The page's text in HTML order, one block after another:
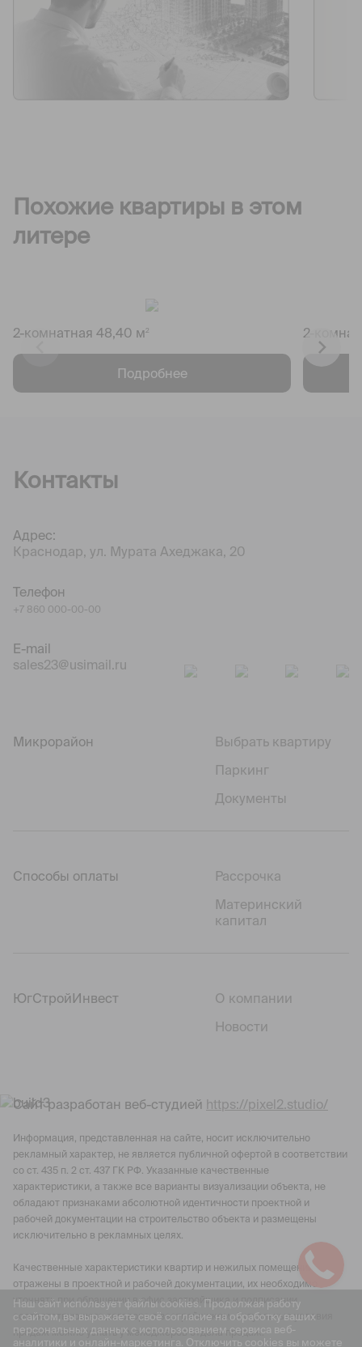
Наш сайт использует файлы cookies. Продолжая работу
с сайтом, вы выражаете своё согласие на обработку ваших
персональных данных с использованием сервиса веб-
аналитики и онлайн-маркетинга. Отключить cookies вы можете
Похожие квартиры в этом
литере
2-комнатная 48,40 м 2
Подробнее
2-
Контакты
Адрес:
Краснодар, ул. Мурата Ахеджака, 20
Телефон
+7 860 000-00-00
E-mail
sales23@usimail.ru
Микрорайон
Выбрать квартиру
Паркинг
Документы
Способы оплаты
Рассрочка
Материнский
капитал
ЮгСтройИнвест
О компании
Новости
Сайт разработан веб-студией https://pixel2.studio/
Информация, представленная на сайте, носит исключительно
рекламный характер, не является публичной офертой в соответствии
со ст. 435 п. 2 ст. 437 ГК РФ. Указанные качественные
характеристики, а также все варианты визуализации объекта, не
обладают признаками абсолютной идентичности проектной и
рабочей документации на строительство объекта и размещены
исключительно в рекламных целях.
Качественные характеристики квартир и нежилых помещений
отражены в проектной и рабочей документации, их необходимо
уточнять при обращении в офис застройщика и подписании
соответствующего договора с застройщиком. Актуальные условия
продаж можно узнать у менеджеров отдела продаж.